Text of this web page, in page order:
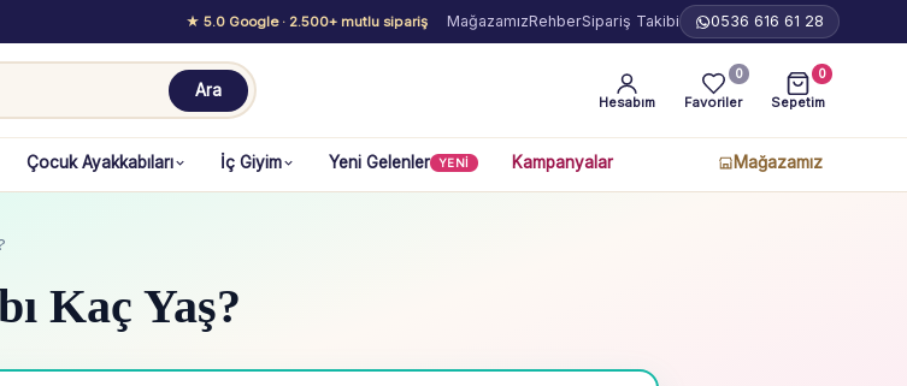
★ 5.0 Google· 2.500+ mutlu sipariş MağazamızRehberSipariş Takibi 0536 616 61 28
Ara
Hesabım Favoriler
0
Sepetim
0
Çocuk Ayakkabıları İç Giyim Yeni Gelenler YENİ Kampanyalar Mağazamız
Kaç Yaş?